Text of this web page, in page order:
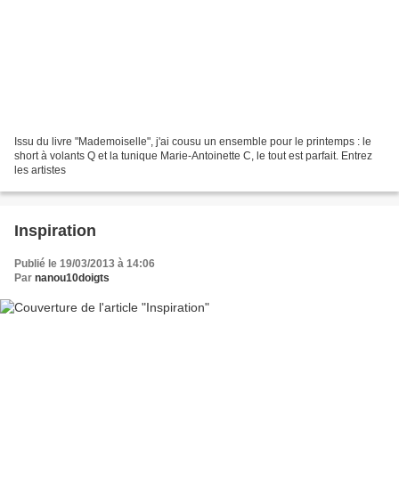
Issu du livre "Mademoiselle", j'ai cousu un ensemble pour le printemps : le
short à volants Q et la tunique Marie-Antoinette C, le tout est parfait. Entrez
les artistes
Inspiration
Publié le 19/03/2013 à 14:06
Par nanou10doigts